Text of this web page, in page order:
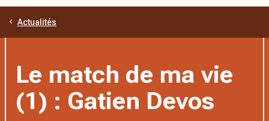
Aller au contenu principal
Actualités
Le match de ma vie
(1) : Gatien Devos